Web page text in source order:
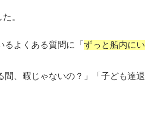
。
よくある質問に「 ずっと船内にい
、暇じゃないの？」「子ども達退